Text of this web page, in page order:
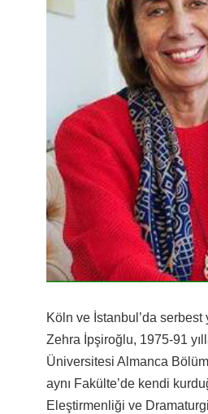
Köln ve İstanbul’da
Zehra İpşiroğlu, 1975-91
Üniversitesi Almanca
aynı Fakülte’de kendi
Eleştirmenliği ve